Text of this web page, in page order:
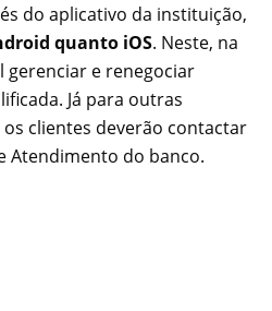
do aplicativo da instituição,
quanto iOS. Neste, na
gerenciar e renegociar
Já para outras
clientes deverão contactar
Atendimento do banco.